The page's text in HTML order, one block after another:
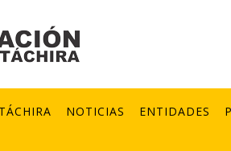
TÁCHIRA NOTICIAS ENTIDADES